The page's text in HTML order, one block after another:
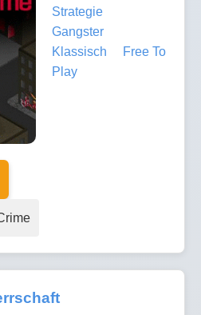
Strategie
Gangster
Klassisch
Free To
Play